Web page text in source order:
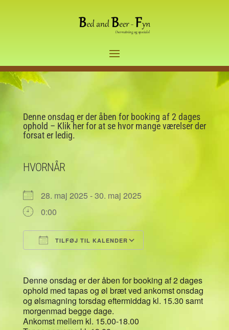
Denne onsdag er der åben for booking af 2 dages
ophold – Klik her for at se hvor mange værelser der
forsat er ledig.
HVORNÅR
28. maj 2025 - 30. maj 2025
0:00
TILFØJ TIL KALENDER
Denne onsdag er der åben for booking af 2 dages
ophold med tapas og øl bræt ved ankomst onsdag
og ølsmagning torsdag eftermiddag kl. 15.30 samt
morgenmad begge dage.
Ankomst mellem kl. 15.00-18.00